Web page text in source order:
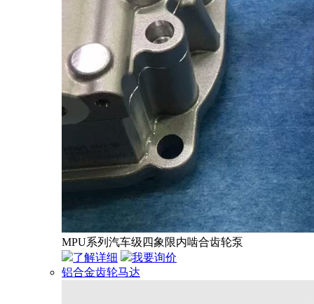
MPU系列汽车级四象限内啮合齿轮泵
了解详细
我要询价
铝合金齿轮马达